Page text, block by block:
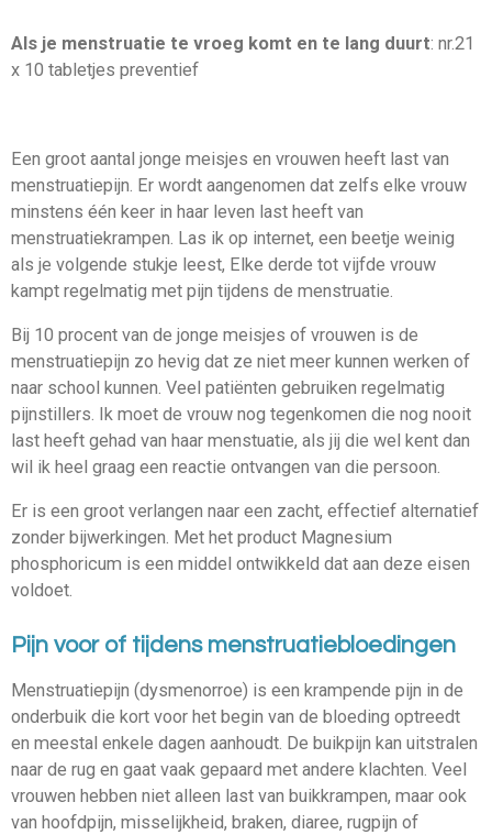
Als je menstruatie te vroeg komt en te lang duurt: nr.21
x 10 tabletjes preventief
Een groot aantal jonge meisjes en vrouwen heeft last van
menstruatiepijn. Er wordt aangenomen dat zelfs elke vrouw
minstens één keer in haar leven last heeft van
menstruatiekrampen. Las ik op internet, een beetje weinig
als je volgende stukje leest, Elke derde tot vijfde vrouw
kampt regelmatig met pijn tijdens de menstruatie.
Bij 10 procent van de jonge meisjes of vrouwen is de
menstruatiepijn zo hevig dat ze niet meer kunnen werken of
naar school kunnen. Veel patiënten gebruiken regelmatig
pijnstillers. Ik moet de vrouw nog tegenkomen die nog nooit
last heeft gehad van haar menstuatie, als jij die wel kent dan
wil ik heel graag een reactie ontvangen van die persoon.
Er is een groot verlangen naar een zacht, effectief alternatief
zonder bijwerkingen. Met het product Magnesium
phosphoricum is een middel ontwikkeld dat aan deze eisen
voldoet.
Pijn voor of tijdens menstruatiebloedingen
Menstruatiepijn (dysmenorroe) is een krampende pijn in de
onderbuik die kort voor het begin van de bloeding optreedt
en meestal enkele dagen aanhoudt. De buikpijn kan uitstralen
naar de rug en gaat vaak gepaard met andere klachten. Veel
vrouwen hebben niet alleen last van buikkrampen, maar ook
van hoofdpijn, misselijkheid, braken, diaree, rugpijn of